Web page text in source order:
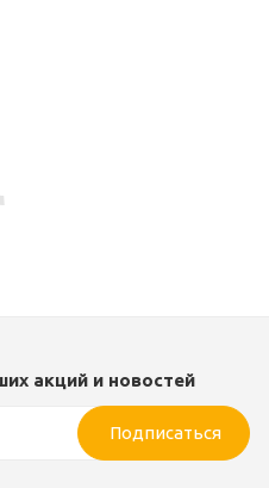
акций и новостей
Подписаться